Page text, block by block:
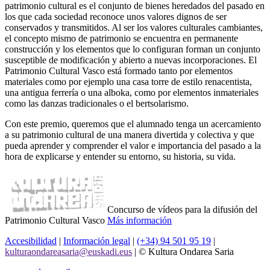
patrimonio cultural es el conjunto de bienes heredados del pasado en
los que cada sociedad reconoce unos valores dignos de ser
conservados y transmitidos. Al ser los valores culturales cambiantes,
el concepto mismo de patrimonio se encuentra en permanente
construcción y los elementos que lo configuran forman un conjunto
susceptible de modificación y abierto a nuevas incorporaciones. El
Patrimonio Cultural Vasco está formado tanto por elementos
materiales como por ejemplo una casa torre de estilo renacentista,
una antigua ferrería o una alboka, como por elementos inmateriales
como las danzas tradicionales o el bertsolarismo.
Con este premio, queremos que el alumnado tenga un acercamiento
a su patrimonio cultural de una manera divertida y colectiva y que
pueda aprender y comprender el valor e importancia del pasado a la
hora de explicarse y entender su entorno, su historia, su vida.
Concurso de vídeos para la difusión del
Patrimonio Cultural Vasco Más información
Accesibilidad | Información legal | (+34) 94 501 95 19 |
kulturaondareasaria@euskadi.eus | © Kultura Ondarea Saria